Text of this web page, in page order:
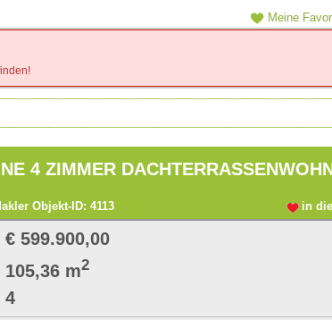
Meine
4 ZIMMER
Objekt-ID: 4113 in
€ 599.900,00
105,36 m2
4